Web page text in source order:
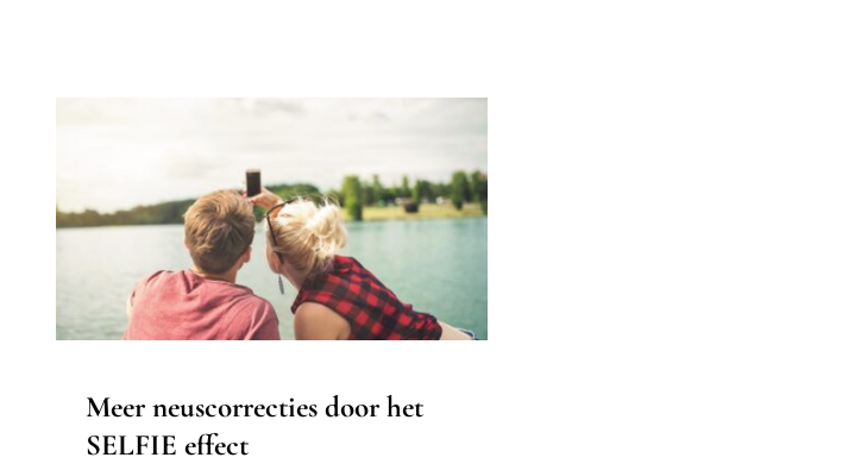
Meer neuscorrecties door het
SELFIE effect
Gezicht Neuscorrectie
Meer neuscorrecties door het
SELFIE effect